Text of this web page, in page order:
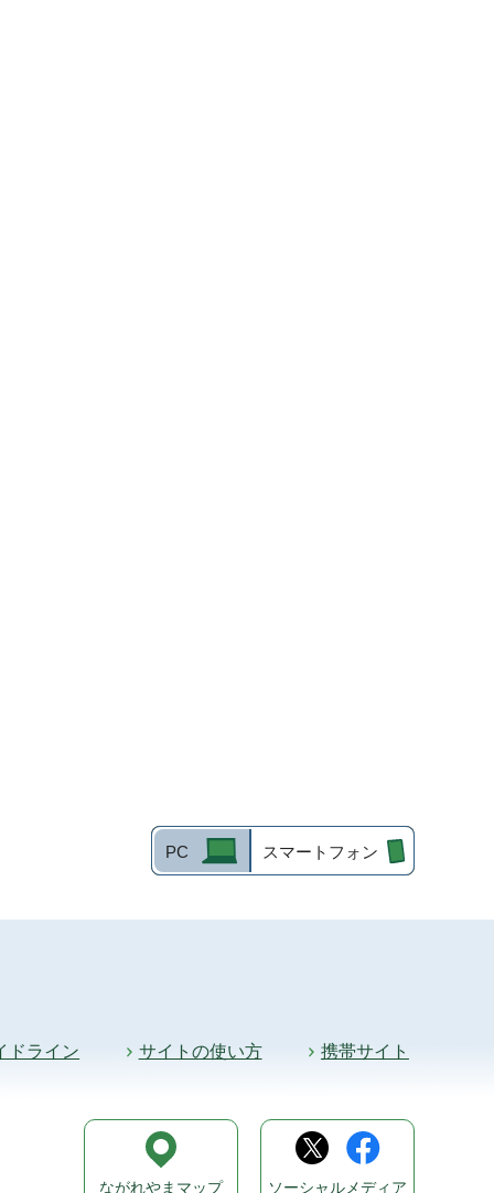
PC スマートフォン
ドライン サイトの使い方 携帯サイト
ながれやまマップ ソーシャルメディア